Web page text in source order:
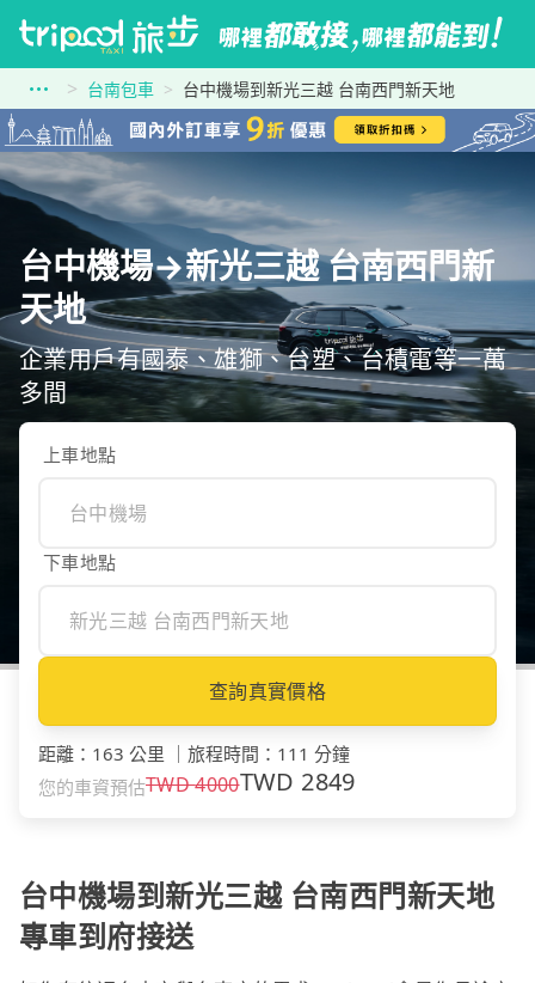
台南包車 台中機場到新光三越 台南西門新天地
台中機場→新光三越 台南西門新
天地
企業用戶有國泰、雄獅、台塑、台積電等一萬
多間
上車地點
下車地點
查詢真實價格
距離 ： 163 公里 旅程時間 ： 111 分鐘
您的車資預估TWD4000TWD 2849
台中機場到新光三越 台南西門新天地
專車到府接送